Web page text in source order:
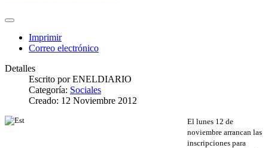
Imprimir
Correo electrónico
Detalles
Escrito porENELDIARIO
Categoría: Sociales
Creado: 12 Noviembre 2012
El lunes 12 de
noviembre arrancan las
inscripciones para